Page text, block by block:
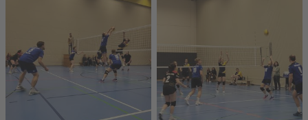
ABTEILUNG
SG Herren 1 (Dritte Liga)
SG Herren 2 (Oberliga)
SG Herren 3 (Oberliga)
SG Herren 4 (Verbandsliga)
SG Herren 5 (Landesliga)